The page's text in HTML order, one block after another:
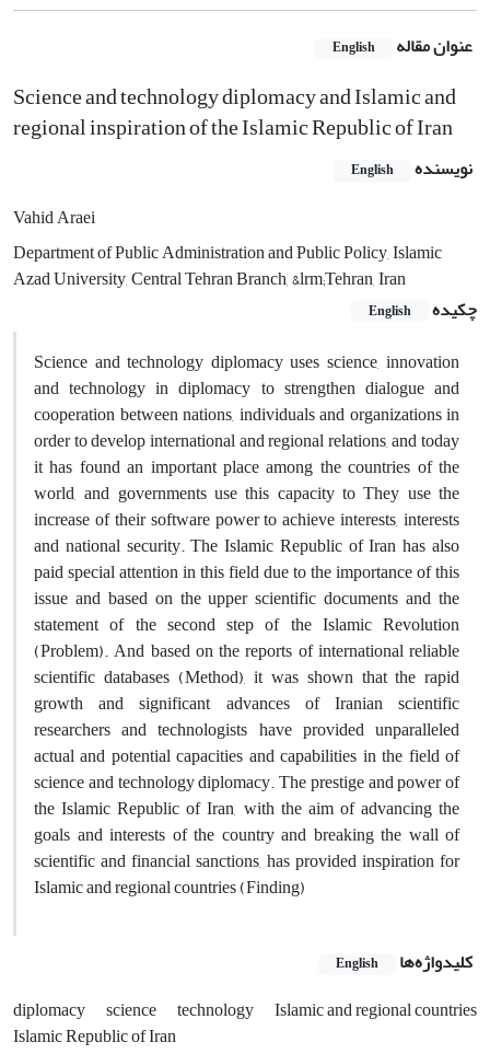
عنوان مقاله English
Science and technology diplomacy and Islamic and
regional inspiration of the Islamic Republic of Iran
نویسنده English
Vahid Araei
Department of Public Administration and Public Policy, Islamic
Azad University, Central Tehran Branch, &lrm;Tehran, Iran
چکیده
English
Science and technology diplomacy uses science, innovation
and technology in diplomacy to strengthen dialogue and
cooperation between nations, individuals and organizations in
order to develop international and regional relations, and today
it has found an important place among the countries of the
world, and governments use this capacity to They use the
increase of their software power to achieve interests, interests
and national security. The Islamic Republic of Iran has also
paid special attention in this field due to the importance of this
issue and based on the upper scientific documents and the
statement of the second step of the Islamic Revolution
(Problem). And based on the reports of international reliable
scientific databases (Method), it was shown that the rapid
growth and significant advances of Iranian scientific
researchers and technologists have provided unparalleled
actual and potential capacities and capabilities in the field of
science and technology diplomacy. The prestige and power of
the Islamic Republic of Iran, with the aim of advancing the
goals and interests of the country and breaking the wall of
scientific and financial sanctions, has provided inspiration for
Islamic and regional countries (Finding)
کلیدواژه‌ها English
diplomacy science technology
Islamic and regional countries
Islamic Republic of Iran